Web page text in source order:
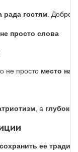
рада гостям .
просто слова
не просто место на
, а
ее